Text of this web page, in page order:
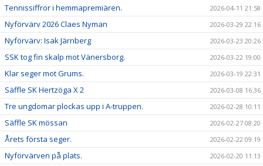
Tennissiffror i hemmapremiären. 2026-04-11 21:58
Nyförvärv 2026 Claes Nyman 2026-03-29 22:16
Nyförvärv: Isak Järnberg 2026-03-23 20:26
SSK tog fin skalp mot Vänersborg. 2026-03-22 19:00
Klar seger mot Grums. 2026-03-19 22:31
Säffle SK Hertzöga X 2 2026-03-08 16:36
Tre ungdomar plockas upp i A-truppen. 2026-02-28 10:11
Säffle SK mössan 2026-02-27 08:20
Årets första seger. 2026-02-22 09:19
Nyförvärven på plats. 2026-02-20 11:13